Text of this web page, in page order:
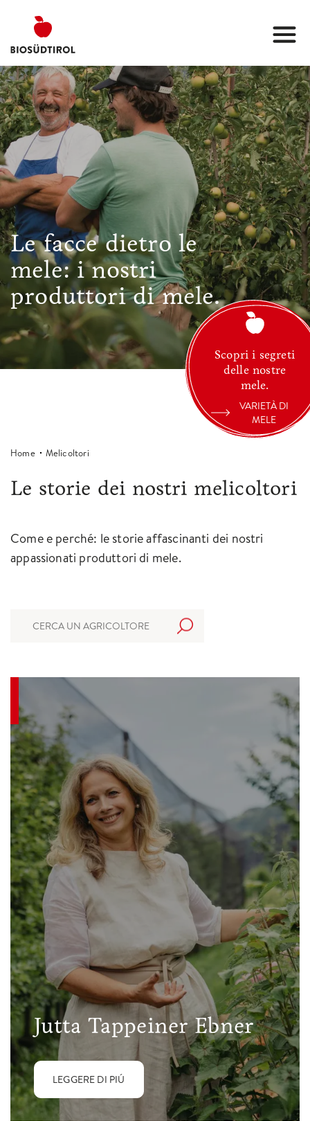
Le facce dietro le
mele: i nostri
produttori di mele.
Scopri i segreti
delle nostre
mele.
VARIETÀ DI
MELE
Home Melicoltori
Le storie dei nostri melicoltori
Come e perché: le storie affascinanti dei nostri
appassionati produttori di mele.
Jutta Tappeiner Ebner
LEGGERE DI PIÚ